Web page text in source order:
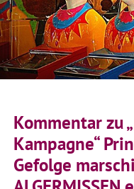
Kommentar zu
Kampagne“
Gefolge